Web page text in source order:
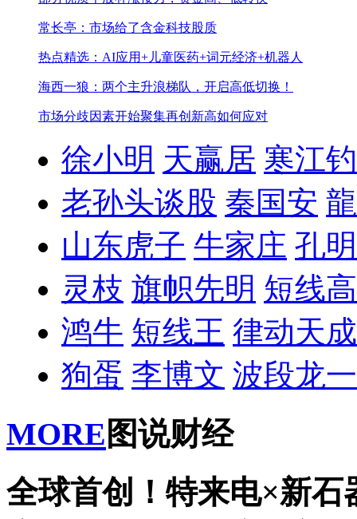
常长亭：市场给了含金科技股质
热点精选：AI应用+儿童医药+词元经济+机器人
海西一狼：两个主升浪梯队，开启高低切换！
市场分歧因素开始聚集再创新高如何应对
徐小明 天赢居 寒江
老孙头谈股 秦国安
山东虎子 牛家庄 孔
灵枝 旗帜先明 短线
鸿牛 短线王 律动天成
狗蛋 李博文 波段龙一
MORE 图说财经
全球首创！特来电×新